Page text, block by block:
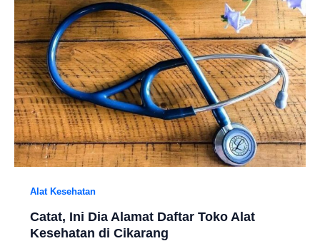
Alat Kesehatan
Catat, Ini Dia Alamat Daftar Toko Alat
Kesehatan di Cikarang